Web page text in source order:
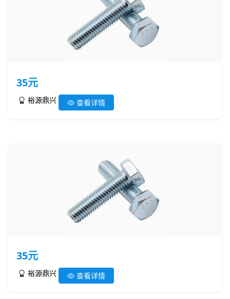
35元
裕源鼎兴 查看详情
35元
裕源鼎兴 查看详情